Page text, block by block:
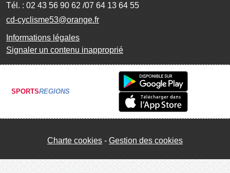
Tél. : 02 43 56 90 62 /07 64 13 64 55
cd-cyclisme53@orange.fr
Informations légales
Signaler un contenu inapproprié
SPORTSREGIONS
Charte cookies Gestion des cookies